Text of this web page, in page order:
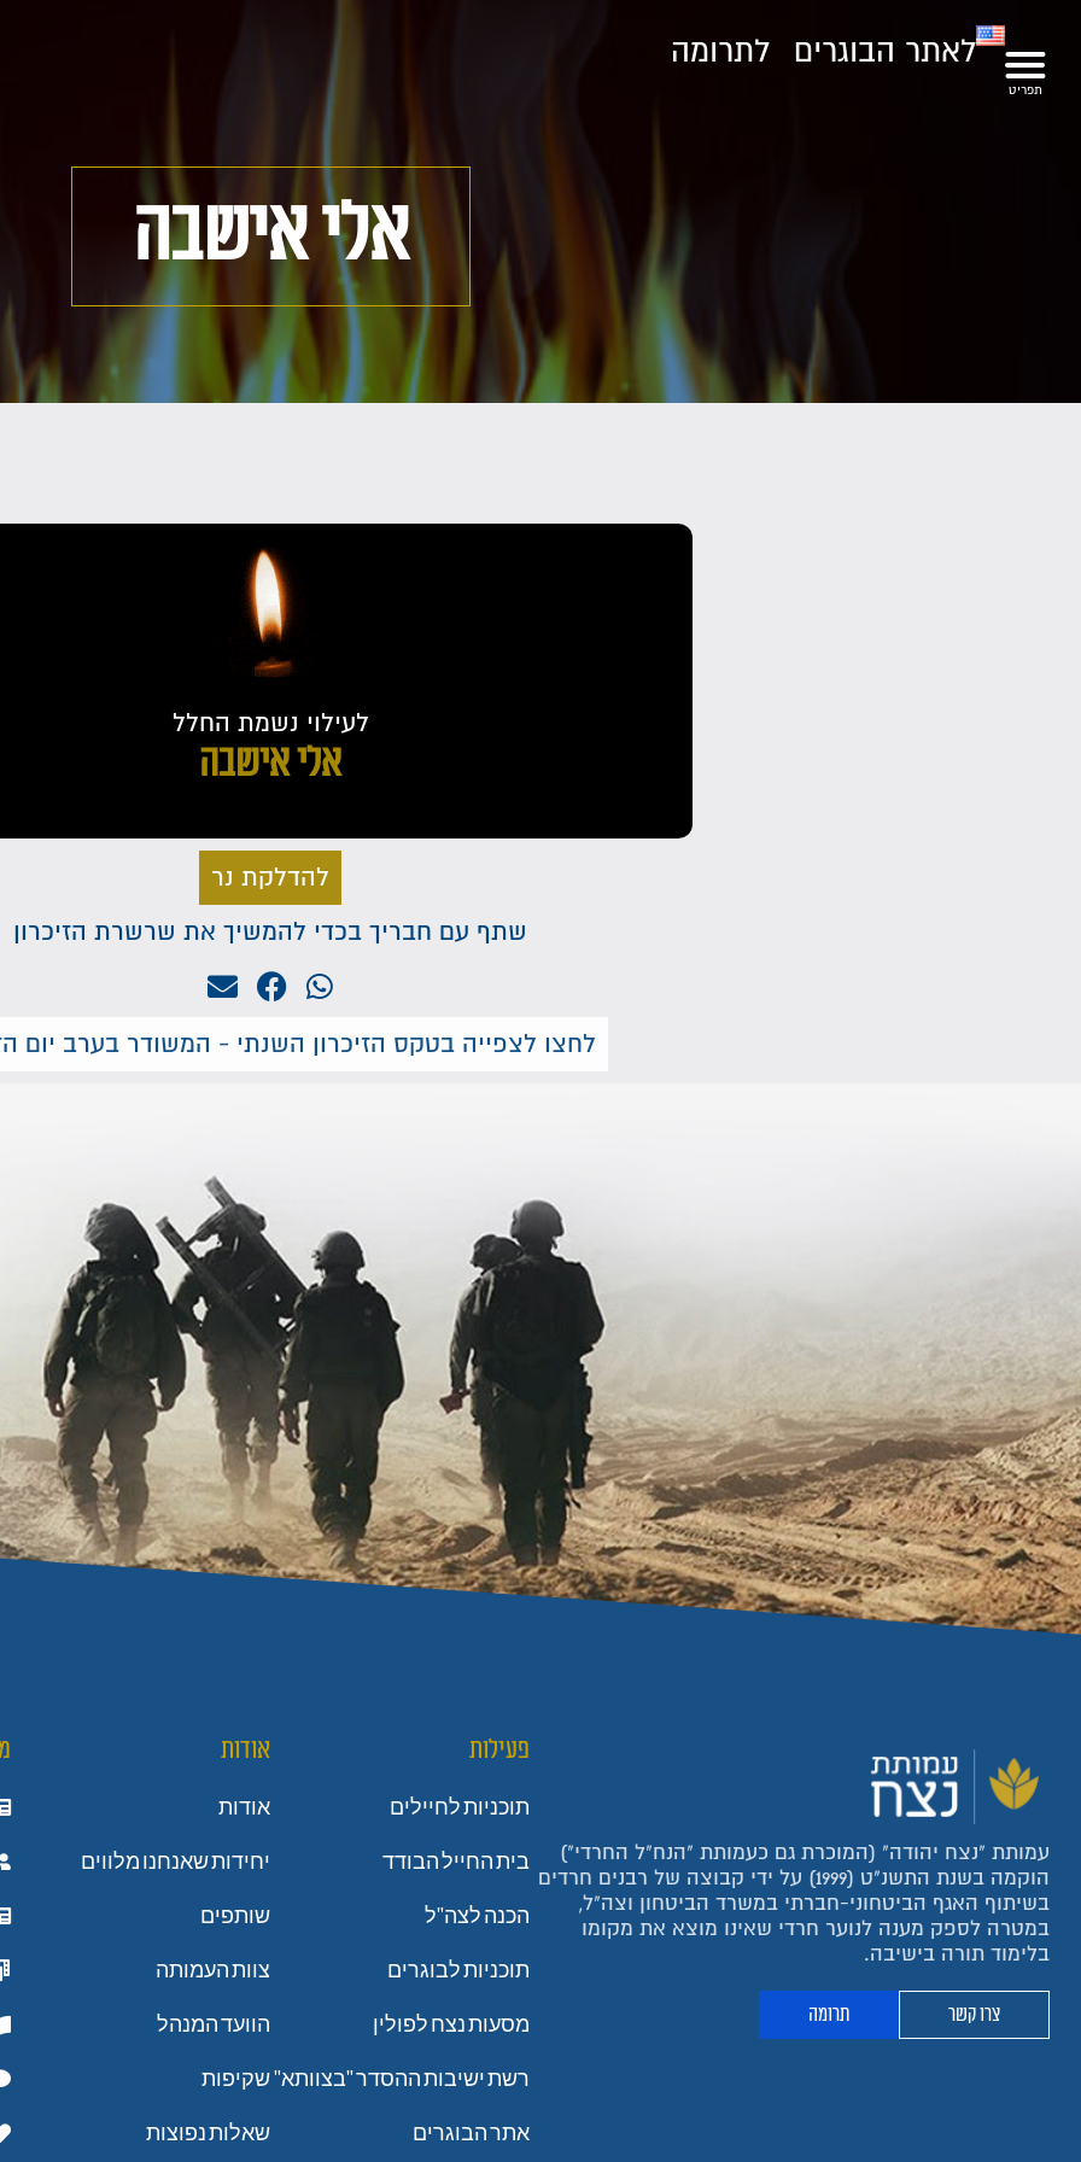
לאתר הבוגרים לתרומה
אלי אישבה
לעילוי נשמת החלל
אלי אישבה
להדלקת נר
שתף עם חבריך בכדי להמשיך את שרשרת הזיכרון
לחצו לצפייה בטקס הזיכרון השנתי - המשודר בערב יום
עמותת "נצח יהודה" (המוכרת גם כעמותת "הנח"ל החרדי")
הוקמה בשנת התשנ"ט (1999) על ידי קבוצה של רבנים חרדים
בשיתוף האגף הביטחוני-חברתי במשרד הביטחון וצה"ל,
במטרה לספק מענה לנוער חרדי שאינו מוצא את מקומו
בלימוד תורה בישיבה.
צרו קשר תרומה
פעילות
תוכניות לחיילים
בית החייל הבודד
הכנה לצה"ל
תוכניות לבוגרים
מסעות נצח לפולין
רשת ישיבות ההסדר "בצוותא"
אתר הבוגרים
אודות
אודות
יחידות שאנחנו מלווים
שותפים
צוות העמותה
הוועד המנהל
שקיפות
שאלות נפוצות